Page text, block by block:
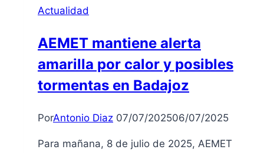
Altas
de
hasta
39
Grados
Actualidad
AEMET mantiene alerta
amarilla por calor y posibles
tormentas en Badajoz
PorAntonio Diaz 07/07/202506/07/2025
Para mañana, 8 de julio de 2025, AEMET